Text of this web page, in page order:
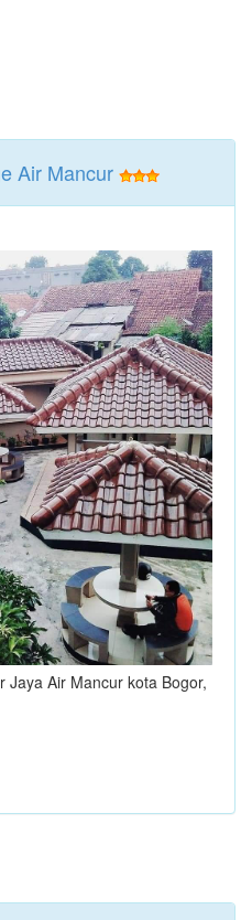
Air Mancur
Jaya Air Mancur kota Bogor,